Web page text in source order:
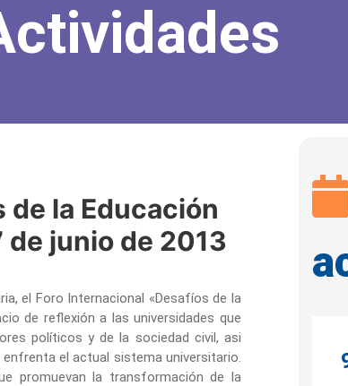
de la Educación
junio de 2013
el Foro Internacional «Desafíos de la
de reflexión a las universidades que
políticos y de la sociedad civil, asi
el actual sistema universitario.
promuevan la transformación de la